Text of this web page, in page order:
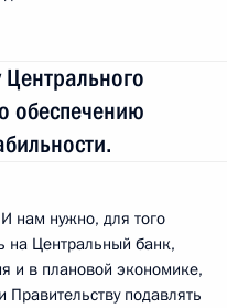
обеспечению
нам нужно, для того
на Центральный банк,
и в плановой экономике,
подавлять